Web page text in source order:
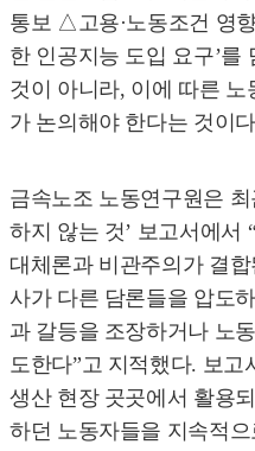
통보 △고용·노동조건 영
한 인공지능 도입 요구’를
것이 아니라, 이에 따른
가 논의해야 한다는 것이
금속노조 노동연구원은
하지 않는 것’ 보고서에서
대체론과 비관주의가 결
사가 다른 담론들을 압도
과 갈등을 조장하거나 노
도한다”고 지적했다. 보고
생산 현장 곳곳에서 활용
하던 노동자들을 지속적